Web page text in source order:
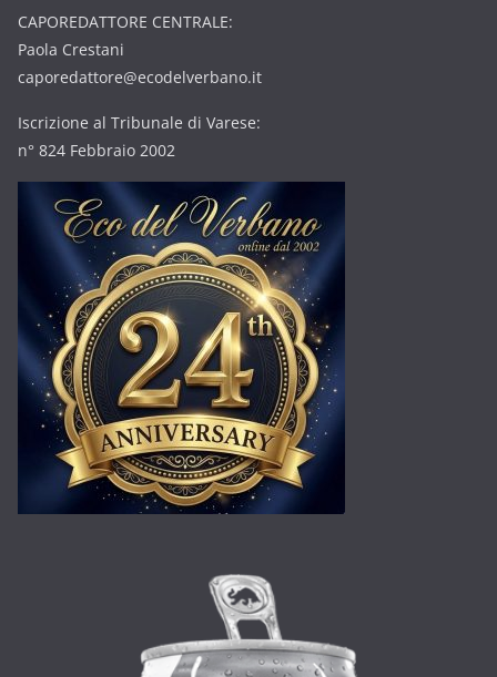
CAPOREDATTORE CENTRALE:
Paola Crestani
caporedattore@ecodelverbano.it
Iscrizione al Tribunale di Varese:
n° 824 Febbraio 2002